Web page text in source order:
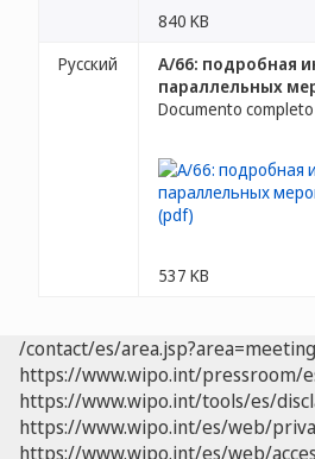
840 KB
Русский
A/66: подробная
параллельных
Documento completo
537 KB
/contact/es/
https://www.wipo.int/pressroom/
https://www.wipo.int/tools/es/
https://www.wipo.int/es/web/
https://www.wipo.int/es/web/